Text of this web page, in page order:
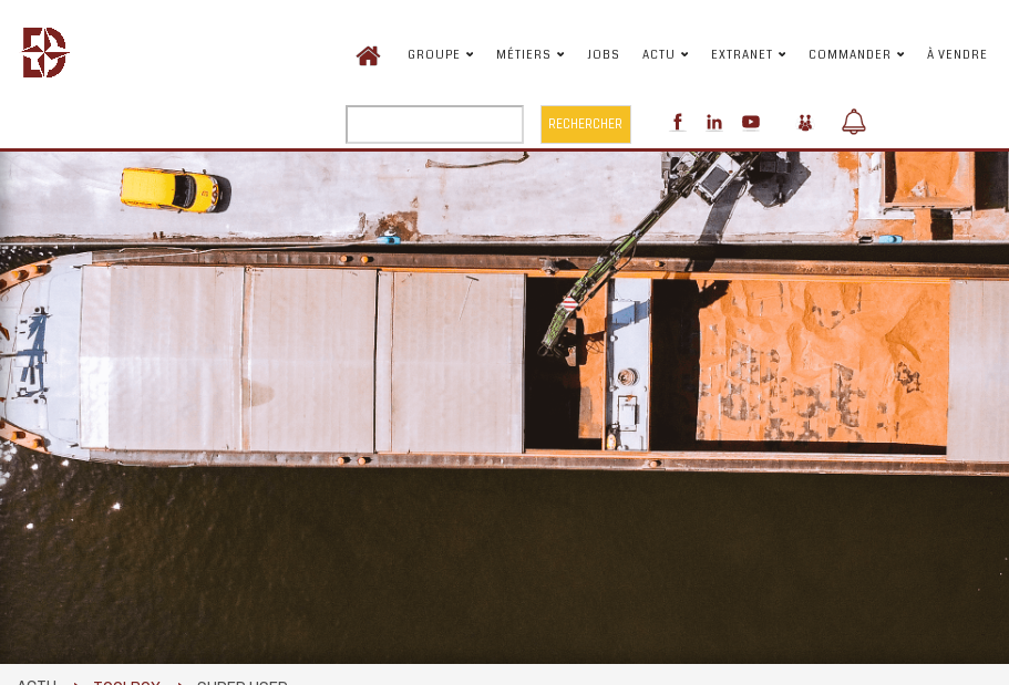
GROUPE MÉTIERS JOBS ACTU EXTRANET COMMANDER À VENDRE
RECHERCHER